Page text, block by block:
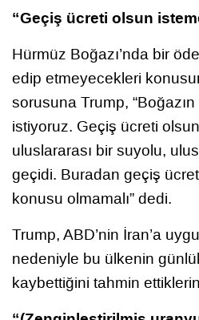
“Geçiş ücreti olsun
Hürmüz Boğazı’nda bir
edip etmeyecekleri
sorusuna Trump, “Boğazın
istiyoruz. Geçiş ücreti
uluslararası bir suyolu,
geçidi. Buradan geçiş
konusu olmamalı” dedi.
Trump, ABD’nin İran’a
nedeniyle bu ülkenin
kaybettiğini tahmin